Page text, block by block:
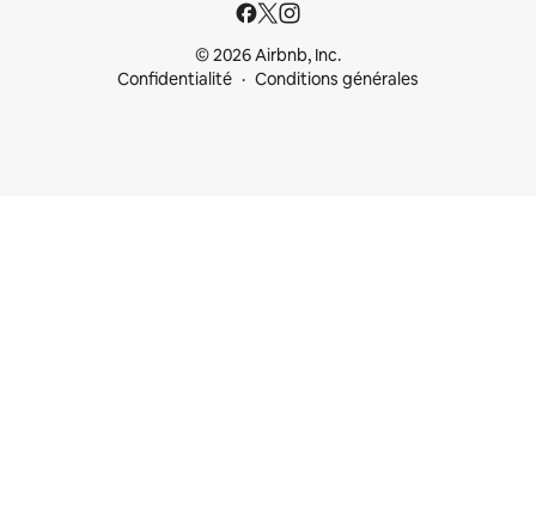
© 2026 Airbnb, Inc.
Confidentialité
Conditions générales